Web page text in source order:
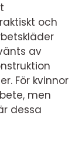
och
av
För kvinnor
men
dessa